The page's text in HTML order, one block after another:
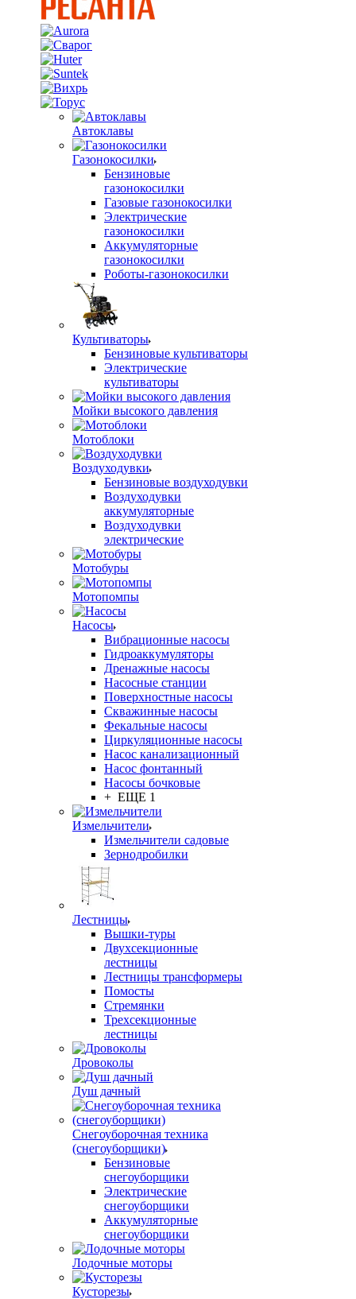
Автоклавы
Газонокосилки
Бензиновые
газонокосилки
Газовые газонокосилки
Электрические
газонокосилки
Аккумуляторные
газонокосилки
Роботы-газонокосилки
Культиваторы
Бензиновые культиваторы
Электрические
культиваторы
Мойки высокого давления
Мотоблоки
Воздуходувки
Бензиновые воздуходувки
Воздуходувки
аккумуляторные
Воздуходувки
электрические
Мотобуры
Мотопомпы
Насосы
Вибрационные насосы
Гидроаккумуляторы
Дренажные насосы
Насосные станции
Поверхностные насосы
Скважинные насосы
Фекальные насосы
Циркуляционные насосы
Насос канализационный
Насос фонтанный
Насосы бочковые
+ ЕЩЕ 1
Измельчители
Измельчители садовые
Зернодробилки
Лестницы
Вышки-туры
Двухсекционные
лестницы
Лестницы трансформеры
Помосты
Стремянки
Трехсекционные
лестницы
Дровоколы
Душ дачный
Снегоуборочная техника
(снегоуборщики)
Бензиновые
снегоуборщики
Электрические
снегоуборщики
Аккумуляторные
снегоуборщики
Лодочные моторы
Кусторезы